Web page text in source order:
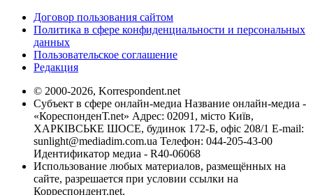
Договор пользования сайтом
Политика в сфере конфиденциальности и персональных
данных
Пользовательское соглашение
Редакция
© 2000-2026, Korrespondent.net
Субъект в сфере онлайн-медиа Название онлайн-медиа -
«КореспонденТ.net» Адрес: 02091, місто Київ,
ХАРКІВСЬКЕ ШОСЕ, будинок 172-Б, офіс 208/1 E-mail:
sunlight@mediadim.com.ua Телефон: 044-205-43-00
Идентификатор медиа - R40-06068
Использование любых материалов, размещённых на
сайте, разрешается при условии ссылки на
Корреспондент.net.